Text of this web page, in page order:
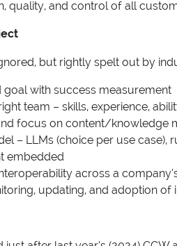
quality, and control of all
but rightly spelt out by
goal with success measurement
team – skills, experience,
focus on content/knowledge
– LLMs (choice per use case),
embedded
across a
updating, and adoption of